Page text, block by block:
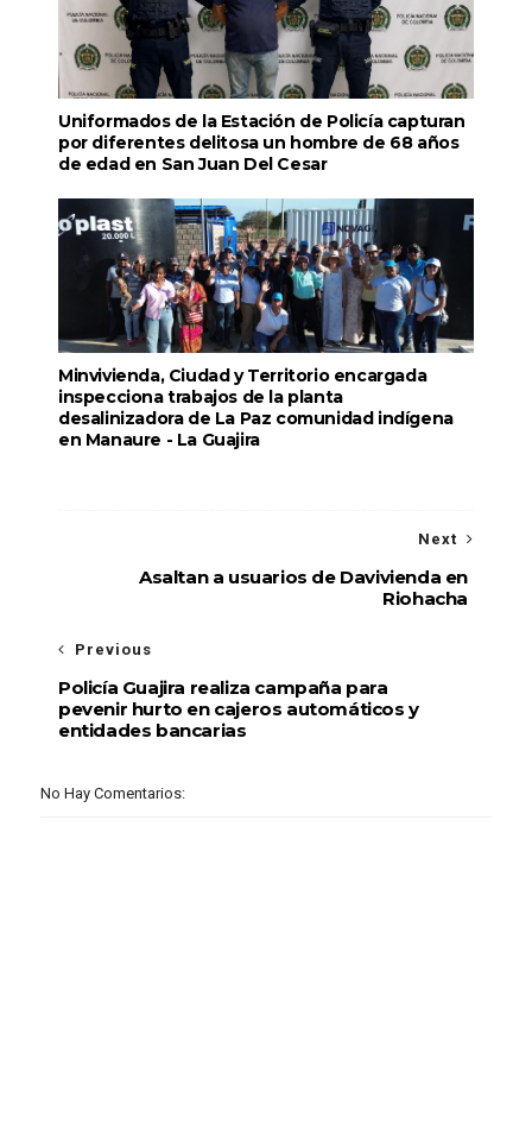
Uniformados de la Estación de Policía capturan
por diferentes delitosa un hombre de 68 años
de edad en San Juan Del Cesar
Minvivienda, Ciudad y Territorio encargada
inspecciona trabajos de la planta
desalinizadora de La Paz comunidad indígena
en Manaure - La Guajira
Next
Asaltan a usuarios de Davivienda en
Riohacha
Previous
Policía Guajira realiza campaña para
pevenir hurto en cajeros automáticos y
entidades bancarias
No Hay Comentarios: